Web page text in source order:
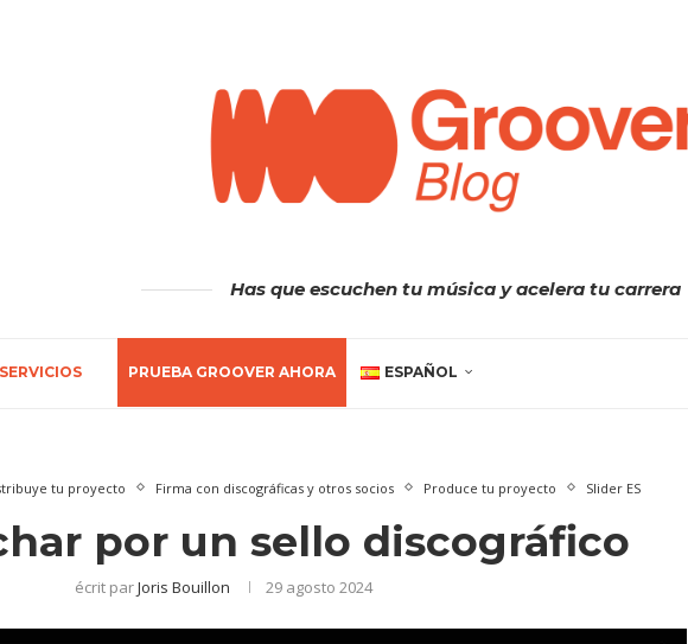
Has que escuchen tu música y acelera tu carrera
SERVICIOS PRUEBA GROOVER AHORA ESPAÑOL
tu proyecto Firma con discográficas y otros socios Produce tu proyecto Slider ES
por un sello discográfico
écrit parJoris Bouillon 29 agosto 2024